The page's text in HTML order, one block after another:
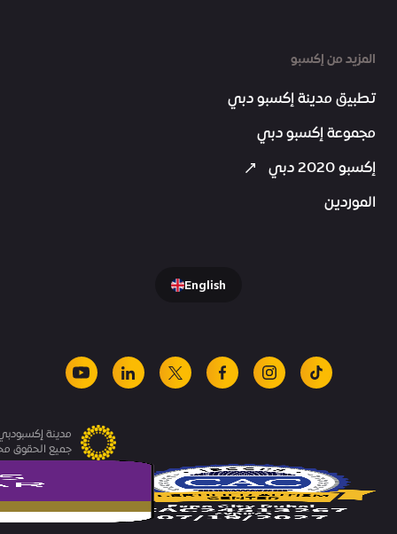
المزيد من إكسبو
تطبيق مدينة إكسبو دبي
مجموعة إكسبو دبي
إكسبو 2020 دبي
الموردين
English
tiktok
instagram
facebook
x
linkedin
youtube
مدينة
جميع الحقوق